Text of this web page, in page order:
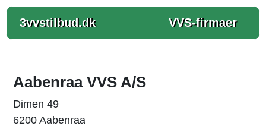
3vvstilbud.dk VVS-firmaer
Aabenraa VVS A/S
Dimen 49
6200 Aabenraa